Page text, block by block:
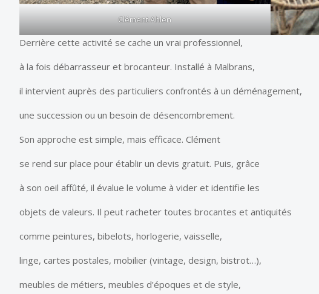
Clément Ahlen
Derrière cette activité se cache un vrai professionnel,
à la fois débarrasseur et brocanteur. Installé à Malbrans,
il intervient auprès des particuliers confrontés à un déménagement,
une succession ou un besoin de désencombrement.
Son approche est simple, mais efficace. Clément
se rend sur place pour établir un devis gratuit. Puis, grâce
à son oeil affûté, il évalue le volume à vider et identifie les
objets de valeurs. Il peut racheter toutes brocantes et antiquités
comme peintures, bibelots, horlogerie, vaisselle,
linge, cartes postales, mobilier (vintage, design, bistrot…),
meubles de métiers, meubles d’époques et de style,